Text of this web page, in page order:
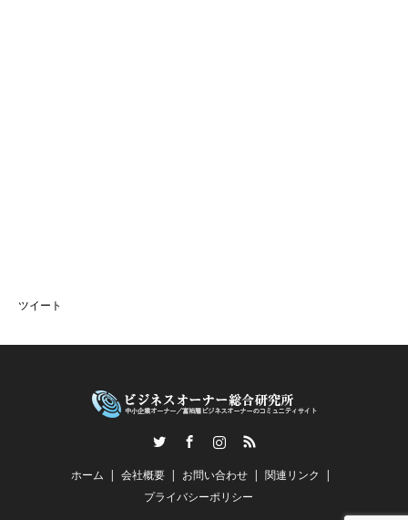
ツイート
InstagramRSS
ホーム 会社概要 お問い合わせ
関連リンク
プライバシーポリシー